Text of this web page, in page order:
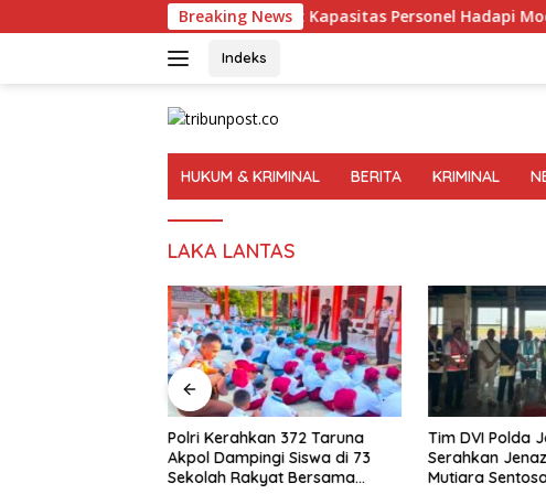
ke
Breaking News
Polri Perkuat Kapasitas Personel Hadapi Modus Love
Indeks
HUKUM & KRIMINAL BERITA KRIMINAL
LAKA LANTAS
Polri Kerahkan 372 Taruna
Akpol Dampingi Siswa di 73
Sekolah Rakyat Bersama
Tim DVI Polda
Serahkan
Mutiara